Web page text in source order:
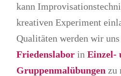
kann
kreativen Experiment
Qualitäten werden wir
Friedenslaborin Einzel-
Gruppenmalübungen zu